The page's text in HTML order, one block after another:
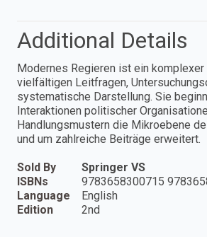
Additional Details
Modernes Regieren ist ein
vielfältigen Leitfragen,
systematische Darstellung. Sie
Interaktionen politischer
Handlungsmustern die Mikroebene
und um zahlreiche Beiträge erweitert.
Sold By
Springer VS
ISBNs
9783658300715
Language
English
Edition
2nd